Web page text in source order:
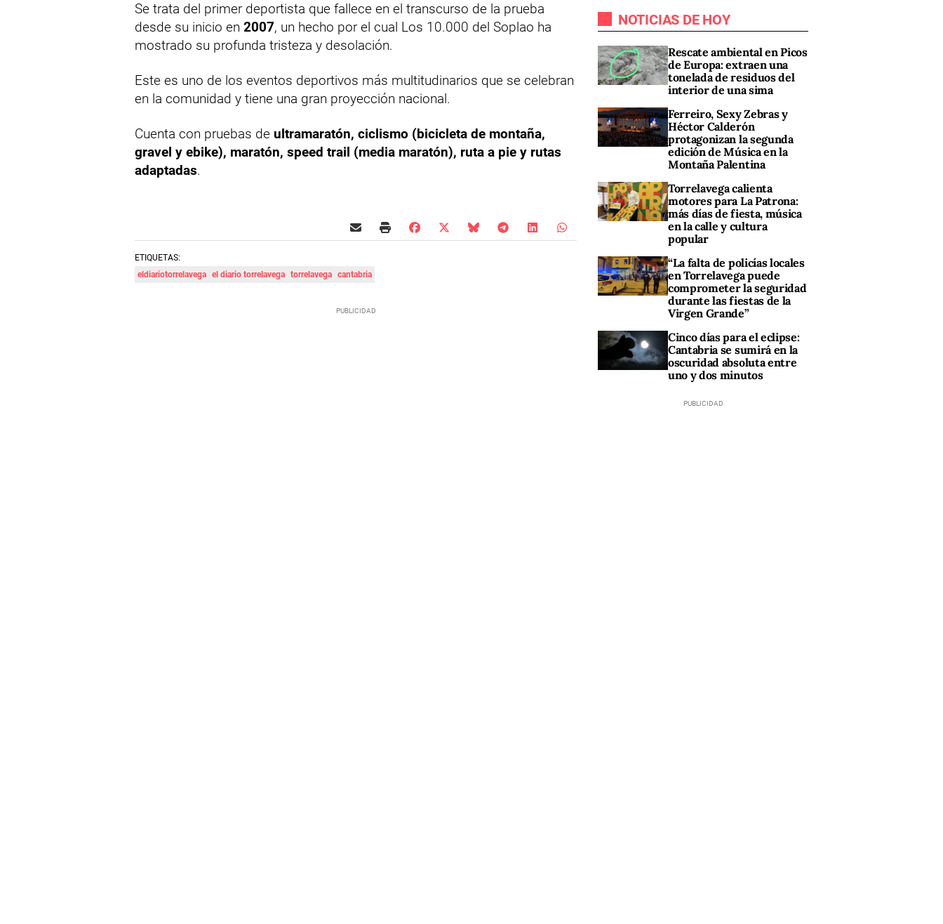
Se trata del primer deportista que fallece en el transcurso de la prueba
desde su inicio en 2007, un hecho por el cual Los 10.000 del Soplao ha
mostrado su profunda tristeza y desolación.
Este es uno de los eventos deportivos más multitudinarios que se celebran
en la comunidad y tiene una gran proyección nacional.
Cuenta con pruebas de ultramaratón, ciclismo (bicicleta de montaña,
gravel y ebike), maratón, speed trail (media maratón), ruta a pie y rutas
adaptadas.
ETIQUETAS:
eldiariotorrelavega el diario torrelavega torrelavega cantabria
NOTICIAS DE HOY
Rescate ambiental en Picos
de Europa: extraen una
tonelada de residuos del
interior de una sima
Ferreiro, Sexy Zebras y
Héctor Calderón
protagonizan la segunda
edición de Música en la
Montaña Palentina
Torrelavega calienta
motores para La Patrona:
más días de fiesta, música
en la calle y cultura
popular
“La falta de policías locales
en Torrelavega puede
comprometer la seguridad
durante las fiestas de la
Virgen Grande”
Cinco días para el eclipse:
Cantabria se sumirá en la
oscuridad absoluta entre
uno y dos minutos